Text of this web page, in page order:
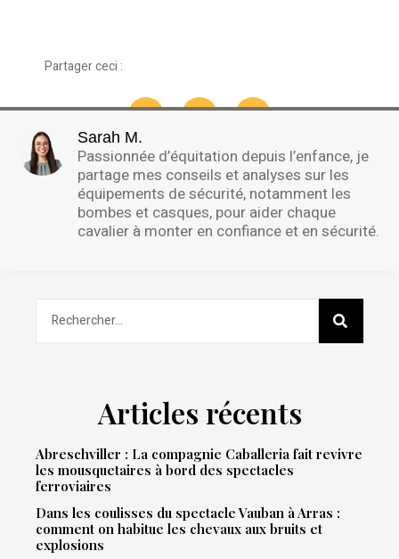
Partager ceci :
Sarah M.
Passionnée d’équitation depuis l’enfance, je
partage mes conseils et analyses sur les
équipements de sécurité, notamment les
bombes et casques, pour aider chaque
cavalier à monter en confiance et en sécurité.
Articles récents
Abreschviller : La compagnie Caballeria fait revivre
les mousquetaires à bord des spectacles
ferroviaires
Dans les coulisses du spectacle Vauban à Arras :
comment on habitue les chevaux aux bruits et
explosions